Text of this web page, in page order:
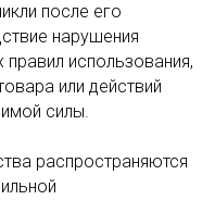
после его
нарушения
использования,
или действий
силы.
распространяются